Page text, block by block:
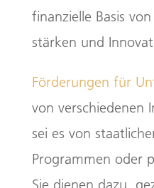
finanzielle Basis
stärken und
Förderungen für
von verschiedenen
sei es von
Programmen oder
Sie dienen dazu,